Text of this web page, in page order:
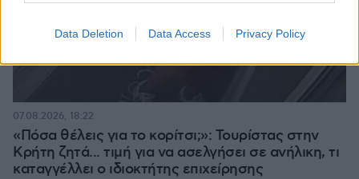
Data Deletion Data Access Privacy Policy
«Πόσα θέλεις για το κορίτσι;»: Τουρίστας στην
Κρήτη ζητά... τιμή για να ασελγήσει σε ανήλικη, τι
καταγγέλλει ο ιδιοκτήτης επιχείρησης
07.08.2026, 18:22